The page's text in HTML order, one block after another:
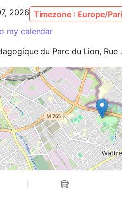
2026 Timezone : Europe/
my calendar
du Parc du Lion,